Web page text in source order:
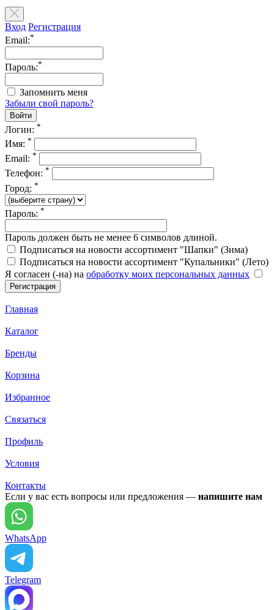
Вход Регистрация
Email:*
Пароль:*
Запомнить меня
Забыли свой пароль?
Логин: *
Имя: *
Email: *
Телефон: *
Город: *
Пароль: *
Пароль должен быть не менее 6 символов длиной.
Подписаться на новости ассортимент "Шапки" (Зима)
Подписаться на новости ассортимент "Купальники" (Лето)
Я согласен (-на) на обработку моих персональных данных
Главная
Каталог
Бренды
Корзина
Избранное
Связаться
Профиль
Условия
Контакты
Если у вас есть вопросы или предложения — напишите нам
WhatsApp
Telegram